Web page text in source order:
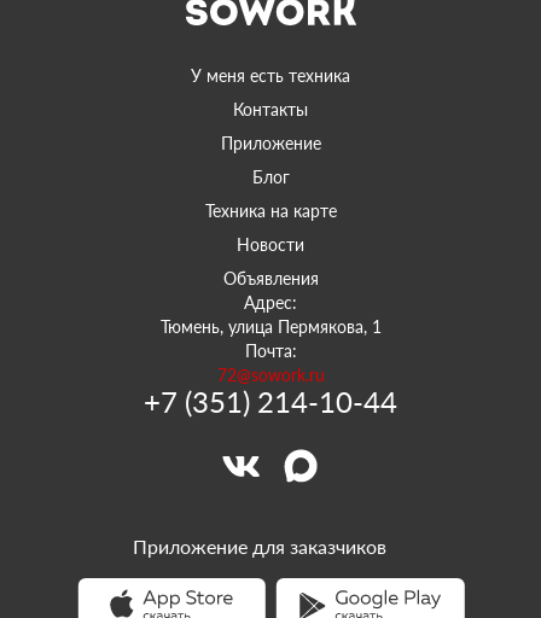
У меня есть техника
Контакты
Приложение
Блог
Техника на карте
Новости
Объявления
Адрес:
Тюмень, улица Пермякова, 1
Почта:
72@sowork.ru
+7 (351) 214-10-44
Приложение для заказчиков